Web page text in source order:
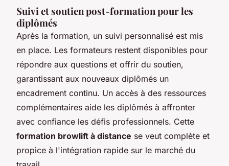
Suivi et soutien post-formation pour les
diplômés
Après la formation, un suivi personnalisé est mis
en place. Les formateurs restent disponibles pour
répondre aux questions et offrir du soutien,
garantissant aux nouveaux diplômés un
encadrement continu. Un accès à des ressources
complémentaires aide les diplômés à affronter
avec confiance les défis professionnels. Cette
formation browlift à distance se veut complète et
propice à l'intégration rapide sur le marché du